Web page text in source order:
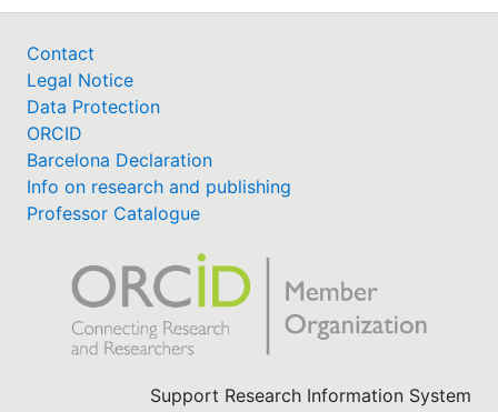
Contact
Legal Notice
Data Protection
ORCID
Barcelona Declaration
Info on research and publishing
Professor Catalogue
Support Research Information System